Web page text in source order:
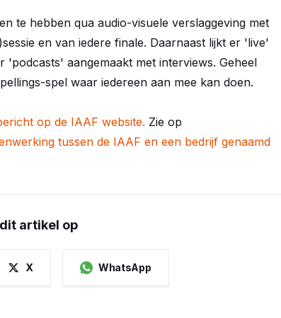
te hebben qua audio-visuele verslaggeving met
en van iedere finale. Daarnaast lijkt er 'live'
aangemaakt met interviews. Geheel
spel waar iedereen aan mee kan doen.
op de IAAF website. Zie op
tussen de IAAF en een bedrijf genaamd
artikel op
X WhatsApp